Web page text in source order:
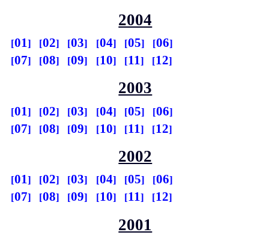
2004
01 02 03 04 05
06
07
08 09 10 11 12
2003
01 02 03 04 05
06
07
08 09 10 11 12
2002
01 02 03 04 05
06
07
08 09 10 11 12
2001